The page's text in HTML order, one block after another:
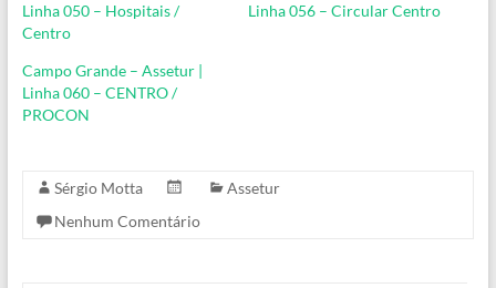
Linha 050 – Hospitais /
Centro
Linha 056 – Circular Centro
Campo Grande – Assetur |
Linha 060 – CENTRO /
PROCON
Sérgio Motta
Assetur
Nenhum Comentário